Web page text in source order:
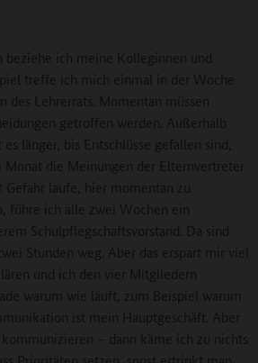
beziehe ich meine Kolleginnen und
treffe ich mich einmal in der Woche
des Lehrerrats. Momentan müssen
getroffen werden. Außerhalb
länger, bis Entschlüsse gefallen sind,
die Meinungen der Elternvertreter
laufe, hier momentan zu
führe ich alle zwei Wochen ein
Schulpflegschaftsvorstand. Da sind
Stunden weg. Aber das erspart mir viel
und ich den vier Mitgliedern
warum wie läuft, zum Beispiel warum
ist mein Hauptgeschäft. Aber
– dann käme ich zu nichts